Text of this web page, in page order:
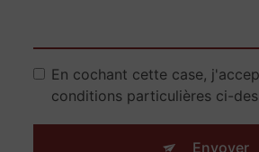
En cochant cette case,
conditions particulières ci-
Envoyer